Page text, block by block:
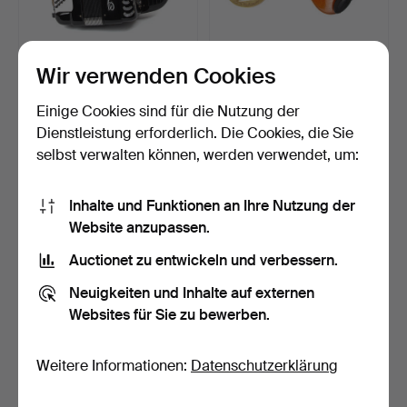
AKKORDEON. Zero Sette,
Castelfidardo, Ital…
13 Gebote
422 USD
ERINNERUNGSSTÜCKE
AN ALLE TAUBEN. Geige
20 Gebote
317 USD
ORGANETTE. C48 Phönix,
GITARRE. Höfner, „Model
Wir verwenden Cookies
Einige Cookies sind für die Nutzung der
Dienstleistung erforderlich. Die Cookies, die Sie
selbst verwalten können, werden verwendet, um:
Inhalte und Funktionen an Ihre Nutzung der
Website anzupassen.
Auctionet zu entwickeln und verbessern.
Neuigkeiten und Inhalte auf externen
Websites für Sie zu bewerben.
Weitere Informationen: Datenschutzerklärung